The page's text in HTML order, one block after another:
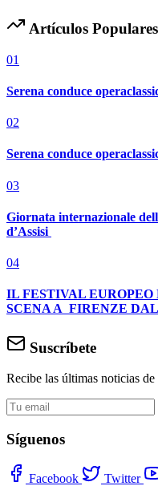
Artículos Populares
01
Serena conduce
02
Serena conduce
03
Giornata internazionale
d’Assisi
04
IL FESTIVAL EUROPEO
SCENA A FIRENZE DAL
Suscríbete
Recibe las últimas noticias
Síguenos
Facebook Twitter